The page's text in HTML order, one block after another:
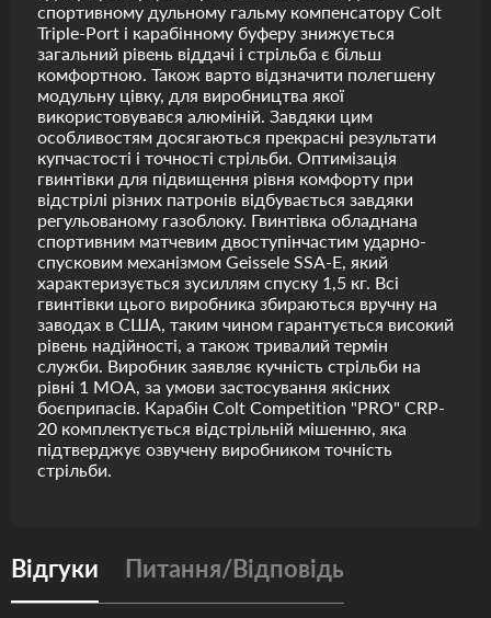
спортивному дульному гальму компенсатору Colt
Triple-Port і карабінному буферу знижується
загальний рівень віддачі і стрільба є більш
комфортною. Також варто відзначити полегшену
модульну цівку, для виробництва якої
використовувався алюміній. Завдяки цим
особливостям досягаються прекрасні результати
купчастості і точності стрільби. Оптимізація
гвинтівки для підвищення рівня комфорту при
відстрілі різних патронів відбувається завдяки
регульованому газоблоку. Гвинтівка обладнана
спортивним матчевим двоступінчастим ударно-
спусковим механізмом Geissele SSA-E, який
характеризується зусиллям спуску 1,5 кг. Всі
гвинтівки цього виробника збираються вручну на
заводах в США, таким чином гарантується високий
рівень надійності, а також тривалий термін
служби. Виробник заявляє кучність стрільби на
рівні 1 MOA, за умови застосування якісних
боєприпасів. Карабін Colt Competition "PRO" CRP-
20 комплектується відстрільній мішенню, яка
підтверджує озвучену виробником точність
стрільби.
Відгуки Питання/Відповідь